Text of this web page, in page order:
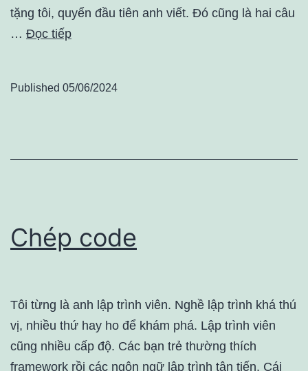
tặng tôi, quyển đầu tiên anh viết. Đó cũng là hai câu
… Đọc tiếp
Published 05/06/2024
Chép code
Tôi từng là anh lập trình viên. Nghề lập trình khá thú
vị, nhiều thứ hay ho để khám phá. Lập trình viên
cũng nhiều cấp độ. Các bạn trẻ thường thích
framework rồi các ngôn ngữ lập trình tân tiến. Cái